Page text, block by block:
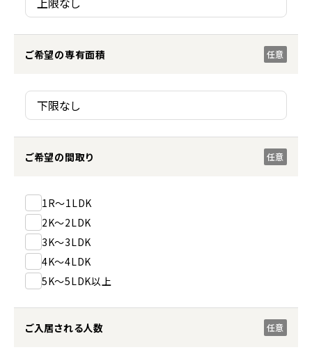
ご希望の専有面積 任意
ご希望の間取り 任意
1R～1LDK
2K～2LDK
3K～3LDK
4K～4LDK
5K～5LDK以上
ご入居される人数 任意